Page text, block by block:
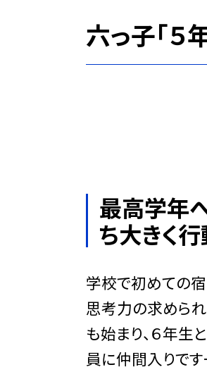
六っ子「５
最高学年
ち大きく
学校で初めての宿
思考力の求めら
も始まり、６年生
員に仲間入りで